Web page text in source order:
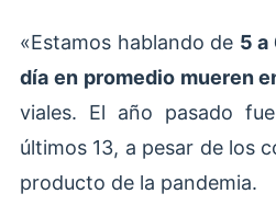
«Estamos hablando de 5 a
día en promedio mueren
viales. El año pasado
últimos 13, a pesar de los
producto de la pandemia.